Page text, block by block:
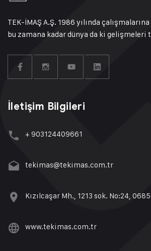
TEK-İMAŞ A.Ş. 1986 yılında
bu zamana kadar dünya da ki
İletişim Bilgileri
+ 903124409661
tekimas@tekimas.com.tr
Kızılcaşar Mh., 1213 sok. No:24,
www.tekimas.com.tr